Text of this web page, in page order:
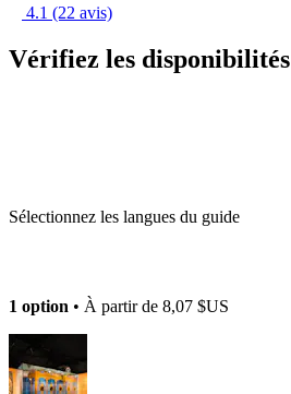
4.1 (22 avis)
Vérifiez les disponibilités
Sélectionnez les langues du guide
1 option • À partir de 8,07 $US